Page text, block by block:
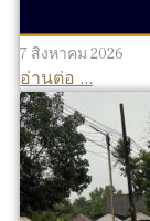
7 สิงหาคม 2026
อ่านต่อ ...